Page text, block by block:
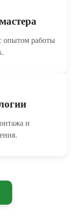
опытом работы
и